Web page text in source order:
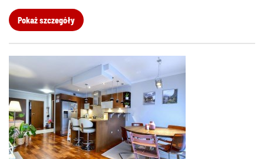
Pokaż szczegóły